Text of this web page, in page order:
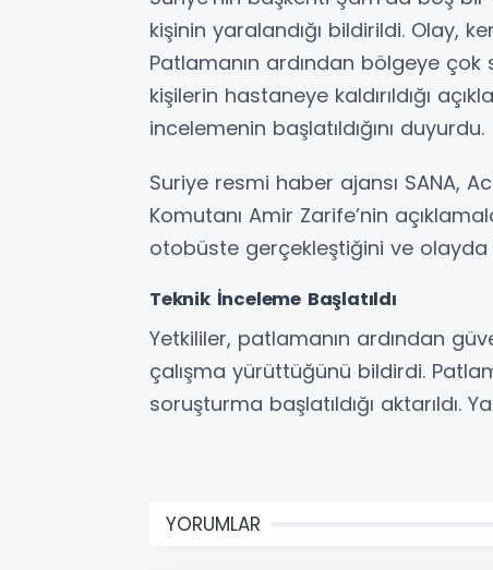
kişinin yaralandığı bildirildi. Olay,
Patlamanın ardından bölgeye
kişilerin hastaneye kaldırıldığı
incelemenin başlatıldığını duyurdu.
Suriye resmi haber ajansı SANA,
Komutanı Amir Zarife’nin
otobüste gerçekleştiğini ve olayda
Teknik İnceleme Başlatıldı
Yetkililer, patlamanın ardından
çalışma yürüttüğünü bildirdi.
soruşturma başlatıldığı aktarıldı.
YORUMLAR